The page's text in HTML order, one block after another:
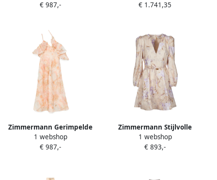
Dames
€ 987,-
€ 1.741,35
Zimmermann Gerimpelde
Ecru Jurk met Verstelbare
Bandjes Beige Dames
1 webshop
€ 987,-
Zimmermann Stijlvolle
Jurken Collectie Beige
Dames
1 webshop
€ 893,-